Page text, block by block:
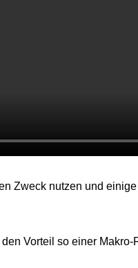
Zweck nutzen und
Vorteil so einer